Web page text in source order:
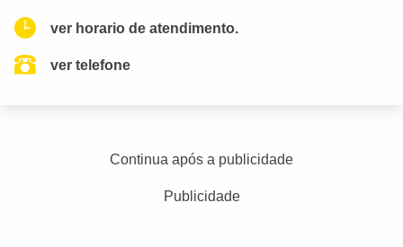
ver horario de atendimento.
ver telefone
Continua após a publicidade
Publicidade